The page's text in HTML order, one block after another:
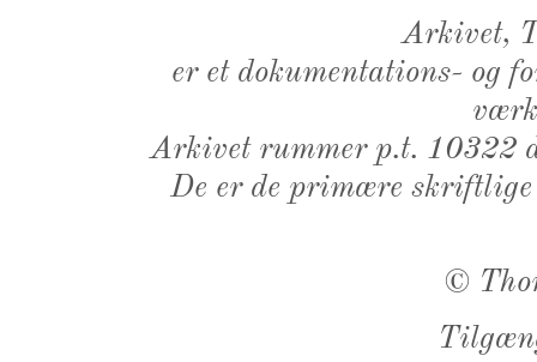
Arkivet,
er et dokumentations- og
Arkivet rummer p.t. 10322
De er de primære
©